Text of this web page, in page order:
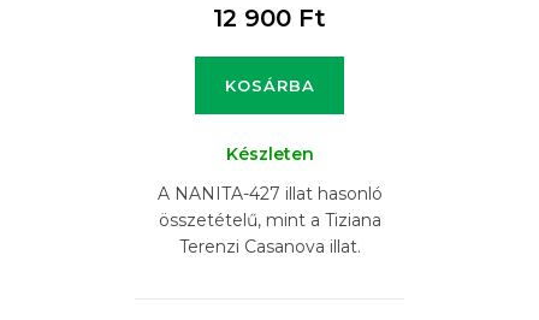
12 900 Ft
KOSÁRBA
Készleten
A NANITA-427 illat hasonló
összetételű, mint a Tiziana
Terenzi Casanova illat.